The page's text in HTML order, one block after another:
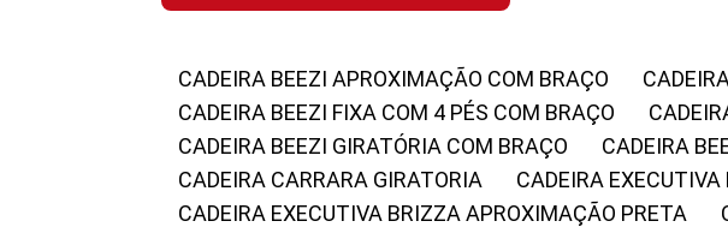
CADEIRA BEEZI APROXIMAÇÃO COM BRAÇO
CADEIRA BEEZI FIXA COM 4 PÉS COM BRAÇO
CADEIRA BEEZI GIRATÓRIA COM BRAÇO
CADEIRA
CADEIRA CARRARA GIRATORIA
CADEIRA
CADEIRA EXECUTIVA BRIZZA APROXIMAÇÃO PRETA